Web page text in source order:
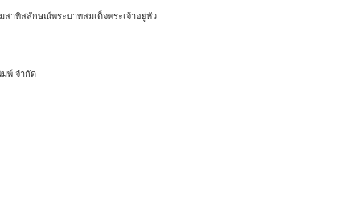
สาทิสลักษณ์พระบาทสมเด็จพระเจ้าอยู่หัว
พ์ จำกัด